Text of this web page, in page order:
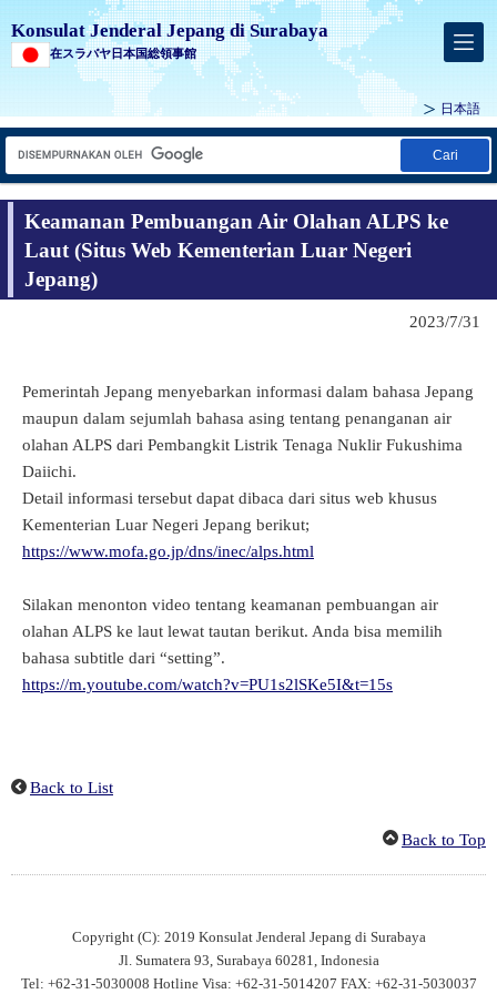
Konsulat Jenderal Jepang di Surabaya
在スラバヤ日本国総領事館
日本語
Cari
Keamanan Pembuangan Air Olahan ALPS ke
Laut (Situs Web Kementerian Luar Negeri
Jepang)
2023/7/31
Pemerintah Jepang menyebarkan informasi dalam bahasa Jepang
maupun dalam sejumlah bahasa asing tentang penanganan air
olahan ALPS dari Pembangkit Listrik Tenaga Nuklir Fukushima
Daiichi.
Detail informasi tersebut dapat dibaca dari situs web khusus
Kementerian Luar Negeri Jepang berikut;
https://www.mofa.go.jp/dns/inec/alps.html
Silakan menonton video tentang keamanan pembuangan air
olahan ALPS ke laut lewat tautan berikut. Anda bisa memilih
bahasa subtitle dari “setting”.
https://m.youtube.com/watch?v=PU1s2lSKe5I&t=15s
Back to List
Back to Top
Copyright (C): 2019 Konsulat Jenderal Jepang di Surabaya
Jl. Sumatera 93, Surabaya 60281, Indonesia
Tel: +62-31-5030008 Hotline Visa: +62-31-5014207 FAX: +62-31-5030037